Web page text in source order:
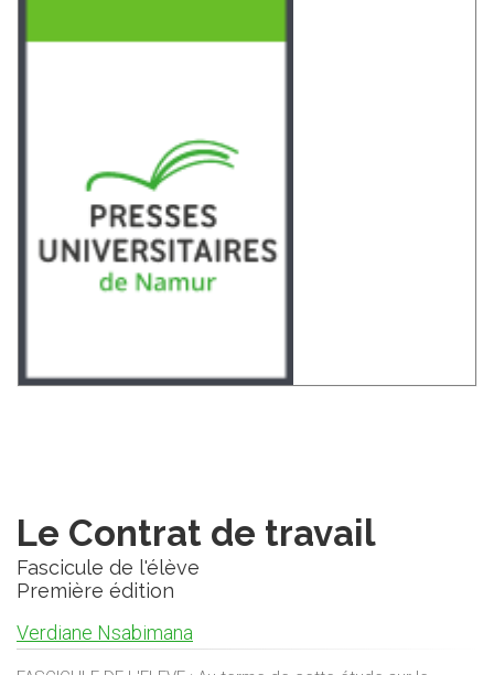
Le Contrat de travail
Fascicule de l'élève
Première édition
Verdiane Nsabimana